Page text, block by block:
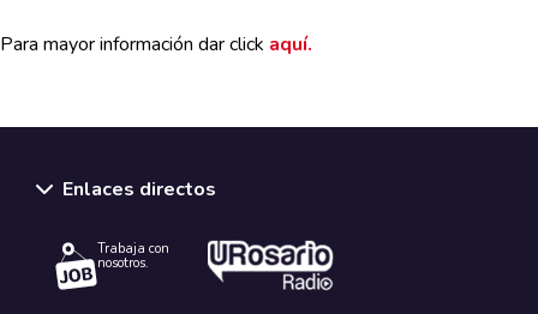
Para mayor información dar click aquí.
Enlaces directos
Trabaja con
nosotros.